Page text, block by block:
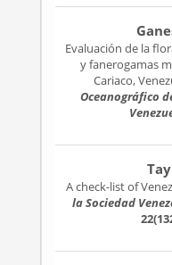
Evaluación de la
y fanerogamas
Cariaco,
Oceanográfico
A check-list of
la Sociedad